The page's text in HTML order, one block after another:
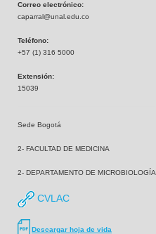
Correo electrónico:
caparral@unal.edu.co
Teléfono:
+57 (1) 316 5000
Extensión:
15039
Sede Bogotá
2- FACULTAD DE MEDICINA
2- DEPARTAMENTO DE MICROBIOLOGÍA
CVLAC
Descargar hoja de vida